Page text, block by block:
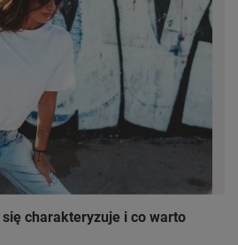
charakteryzuje i co warto